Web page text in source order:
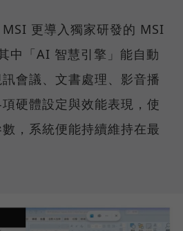
更導入獨家研發的 MSI
中「AI 智慧引擎」能自動
會議、文書處理、影音播
硬體設定與效能表現，使
，系統便能持續維持在最